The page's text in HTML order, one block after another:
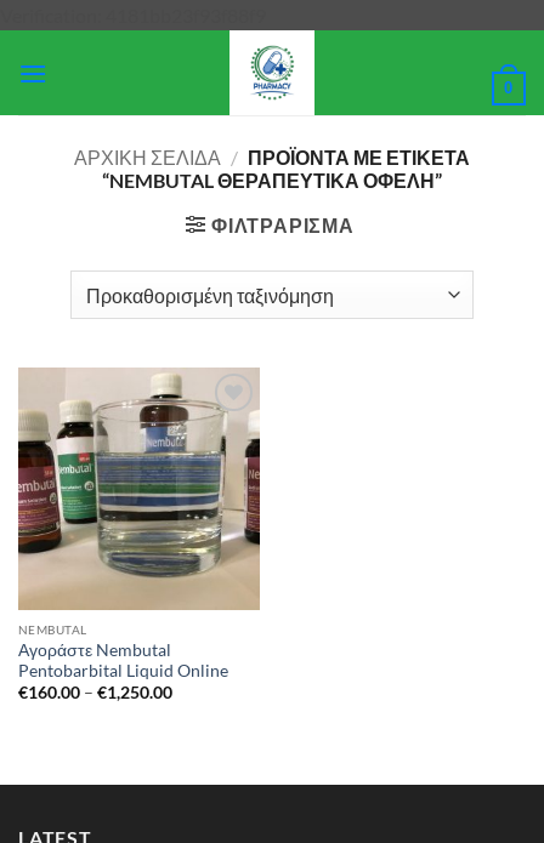
στο
περιεχόμενο
0
ΑΡΧΙΚΉ ΣΕΛΊΔΑ / ΠΡΟΪΌΝΤΑ ΜΕ ΕΤΙΚΈΤΑ
“NEMBUTAL ΘΕΡΑΠΕΥΤΙΚΆ ΟΦΈΛΗ”
ΦΙΛΤΡΆΡΙΣΜΑ
Add to
wishlist
NEMBUTAL
Αγοράστε Nembutal
Pentobarbital Liquid Online
€160.00 – €1,250.00Price
LATEST